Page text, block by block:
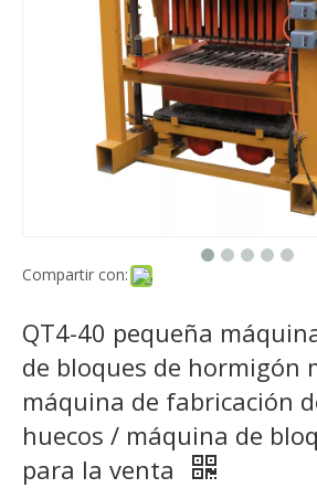
Compartir con:
QT4-40 pequeña
de bloques de hormigón
máquina de fabricación
huecos / máquina de
para la venta